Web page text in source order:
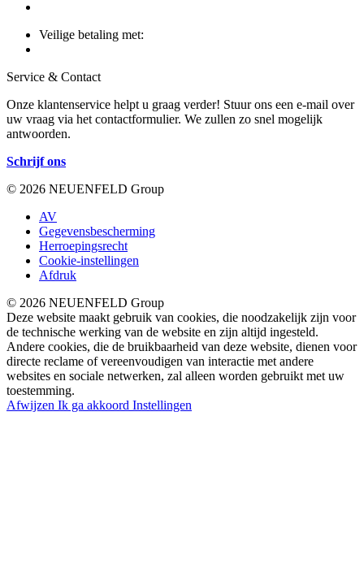
Veilige betaling met:
Service & Contact
Onze klantenservice helpt u graag verder! Stuur ons een e-mail over
uw vraag via het contactformulier. We zullen zo snel mogelijk
antwoorden.
Schrijf ons
© 2026 NEUENFELD Group
AV
Gegevensbescherming
Herroepingsrecht
Cookie-instellingen
Afdruk
© 2026 NEUENFELD Group
Deze website maakt gebruik van cookies, die noodzakelijk zijn voor
de technische werking van de website en zijn altijd ingesteld.
Andere cookies, die de bruikbaarheid van deze website, dienen voor
directe reclame of vereenvoudigen van interactie met andere
websites en sociale netwerken, zal alleen worden gebruikt met uw
toestemming.
Afwijzen Ik ga akkoord Instellingen